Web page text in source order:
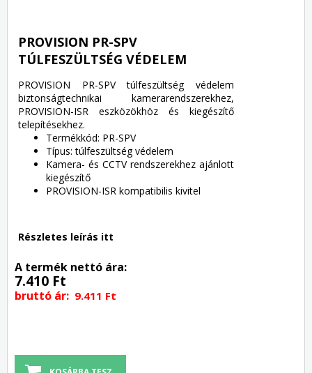
PROVISION PR-SPV
TÚLFESZÜLTSÉG VÉDELEM
PROVISION PR-SPV túlfeszültség védelem
biztonságtechnikai kamerarendszerekhez,
PROVISION-ISR eszközökhöz és kiegészítő
telepítésekhez.
Termékkód: PR-SPV
Típus: túlfeszültség védelem
Kamera- és CCTV rendszerekhez ajánlott
kiegészítő
PROVISION-ISR kompatibilis kivitel
Részletes leírás itt
A termék nettó ára:
7.410 Ft
bruttó ár: 9.411 Ft